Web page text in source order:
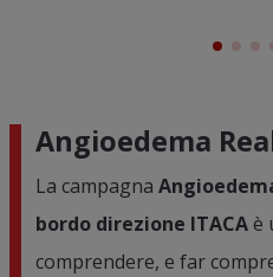
Angioedema
La campagna
bordo direzione ITACAè
comprendere, e far